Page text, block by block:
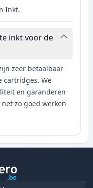
Inkt.
inkt voor de
zeer betaalbaar
cartridges. We
en garanderen
zo goed werken